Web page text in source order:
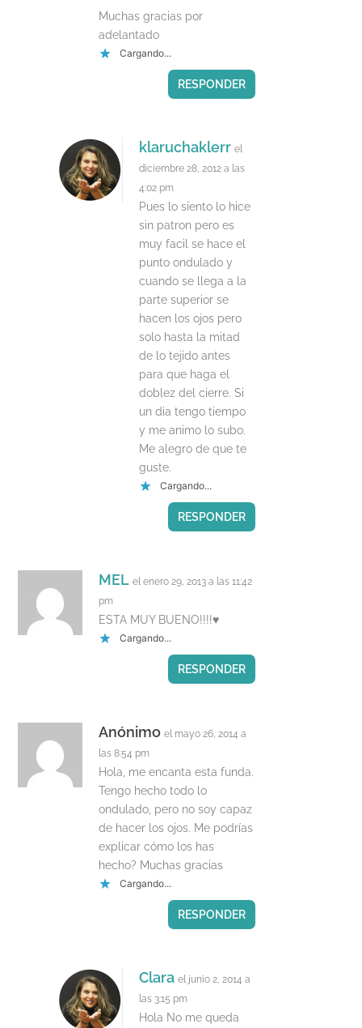
Muchas gracias por
adelantado
Cargando...
RESPONDER
klaruchaklerr el
diciembre 28, 2012 a las
4:02 pm
Pues lo siento lo hice
sin patron pero es
muy facil se hace el
punto ondulado y
cuando se llega a la
parte superior se
hacen los ojos pero
solo hasta la mitad
de lo tejido antes
para que haga el
doblez del cierre. Si
un dia tengo tiempo
y me animo lo subo.
Me alegro de que te
guste.
Cargando...
RESPONDER
MEL el enero 29, 2013 a las 11:42
pm
ESTA MUY BUENO!!!!♥
Cargando...
RESPONDER
Anónimo el mayo 26, 2014 a
las 8:54 pm
Hola, me encanta esta funda.
Tengo hecho todo lo
ondulado, pero no soy capaz
de hacer los ojos. Me podrías
explicar cómo los has
hecho? Muchas gracias
Cargando...
RESPONDER
Clara el junio 2, 2014 a
las 3:15 pm
Hola No me queda